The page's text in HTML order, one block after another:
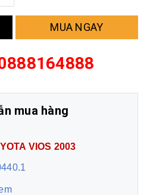
MUA NGAY
mua hàng
VIOS 2003